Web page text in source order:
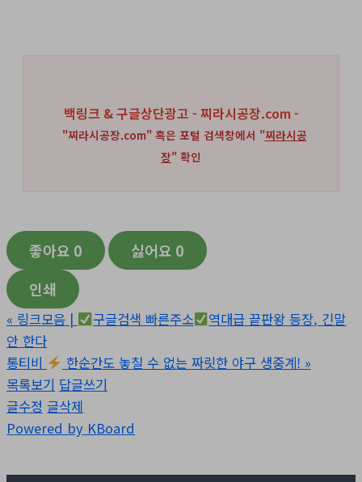
백링크 & 구글상단광고 - 찌라시공장.com -
"찌라시공장.com" 혹은 포털 검색창에서 "찌라시공
장" 확인
좋아요 0 싫어요 0
인쇄
« 링크모음 | 구글검색 빠른주소
역대급 끝판왕 등장, 긴말
안 한다
통티비
한순간도 놓칠 수 없는 짜릿한 야구 생중계! »
목록보기 답글쓰기
글수정 글삭제
Powered by KBoard